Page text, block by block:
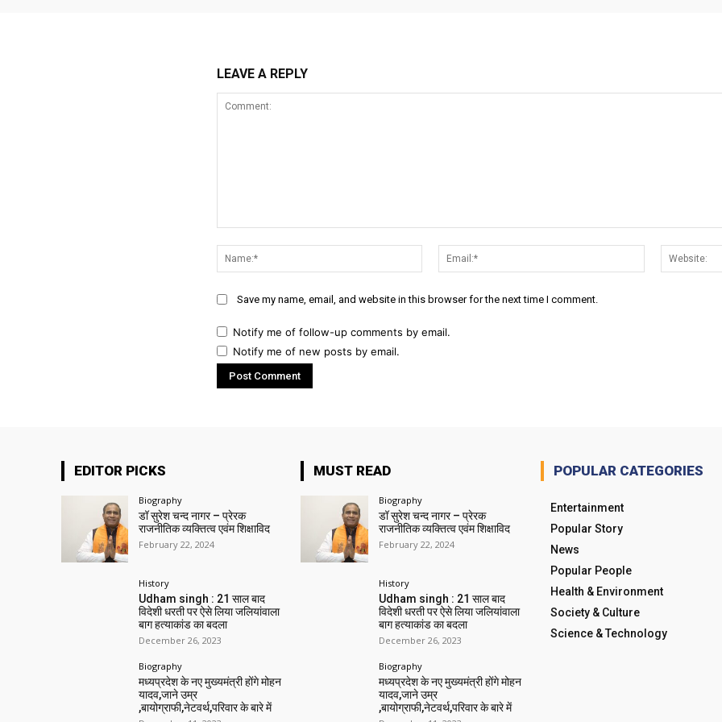
LEAVE A REPLY
Name:*
Email:*
Save my name, email, and website in this browser for the next time I comment.
Notify me of follow-up comments by email.
Notify me of new posts by email.
EDITOR PICKS
Biography
डॉ सुरेश चन्द नागर – प्रेरक
राजनीतिक व्यक्तित्व एवंम शिक्षाविद
February 22, 2024
History
Udham singh : 21 साल बाद
विदेशी धरती पर ऐसे लिया जलियांवाला
बाग हत्याकांड का बदला
December 26, 2023
Biography
मध्यप्रदेश के नए मुख्यमंत्री होंगे मोहन
यादव,जाने उम्र
,बायोग्राफी,नेटवर्थ,परिवार के बारे में
MUST READ
Biography
डॉ सुरेश चन्द नागर – प्रेरक
राजनीतिक व्यक्तित्व एवंम शिक्षाविद
February 22, 2024
History
Udham singh : 21 साल बाद
विदेशी धरती पर ऐसे लिया जलियांवाला
बाग हत्याकांड का बदला
December 26, 2023
Biography
मध्यप्रदेश के नए मुख्यमंत्री होंगे मोहन
यादव,जाने उम्र
,बायोग्राफी,नेटवर्थ,परिवार के बारे में
POPULAR CATEGORIES
Entertainment
Popular Story
News
Popular People
Health & Environment
Society & Culture
Science & Technology